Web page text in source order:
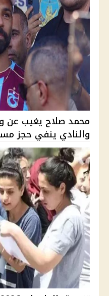
محمد صلاح يغيب عن
والنادي ينفي حجز